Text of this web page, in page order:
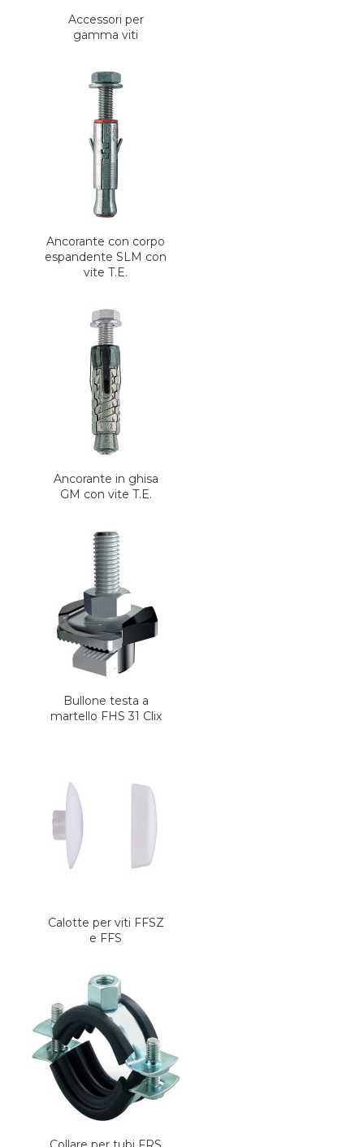
Accessori per
gamma viti
Ancorante con corpo
espandente SLM con
vite T.E.
Ancorante in ghisa
GM con vite T.E.
Bullone testa a
martello FHS 31 Clix
Calotte per viti FFSZ
e FFS